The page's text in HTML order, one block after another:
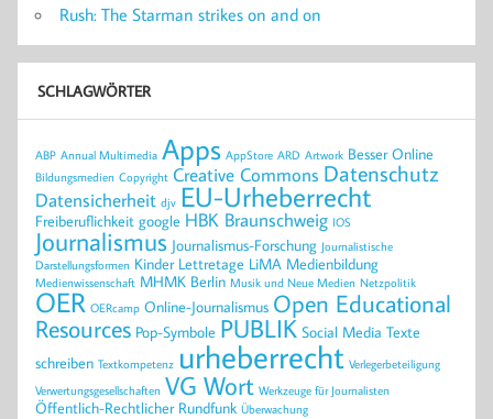
Rush: The Starman strikes on and on
SCHLAGWÖRTER
ABP Annual Multimedia Apps AppStore ARD Artwork Besser Online
Bildungsmedien Copyright Creative Commons Datenschutz
Datensicherheit djv EU-Urheberrecht
Freiberuflichkeit google HBK Braunschweig IOS
Journalismus Journalismus-Forschung Journalistische
Darstellungsformen Kinder Lettretage LiMA Medienbildung
Medienwissenschaft MHMK Berlin Musik und Neue Medien Netzpolitik
OER OERcamp Online-Journalismus Open Educational
Resources Pop-Symbole PUBLIK Social Media Texte
schreiben Textkompetenz urheberrecht Verlegerbeteiligung
Verwertungsgesellschaften VG Wort Werkzeuge für Journalisten
Öffentlich-Rechtlicher Rundfunk Überwachung